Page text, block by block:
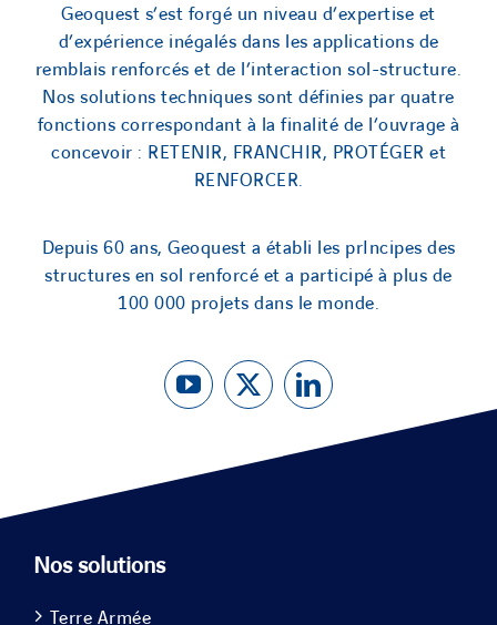
Geoquest s’est forgé un niveau d’expertise et
d’expérience inégalés dans les applications de
remblais renforcés et de l’interaction sol-structure.
Nos solutions techniques sont définies par quatre
fonctions correspondant à la finalité de l’ouvrage à
concevoir : RETENIR, FRANCHIR, PROTÉGER et
RENFORCER.
Depuis 60 ans, Geoquest a établi les prIncipes des
structures en sol renforcé et a participé à plus de
100 000 projets dans le monde.
Nos solutions
Terre Armée